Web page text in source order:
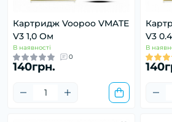
Картридж Voopoo VMATE
V3 1,0 Ом
В наявності
0
140грн.
V3
В